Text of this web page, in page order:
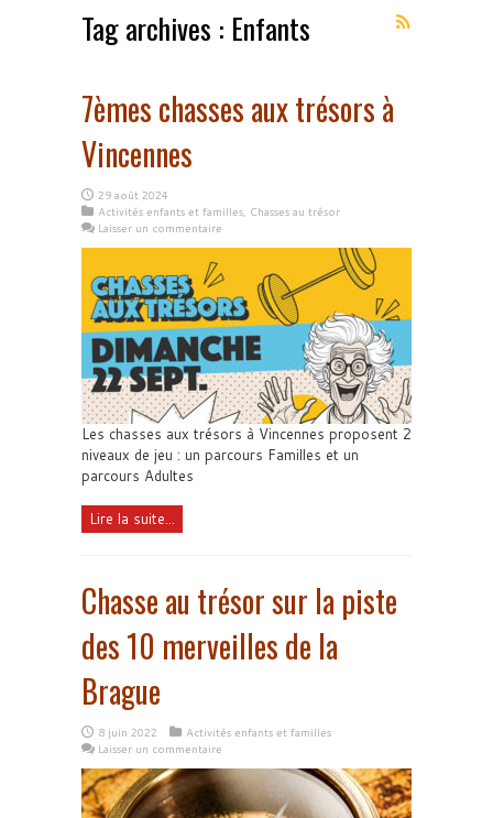
Tag archives : Enfants
7èmes chasses aux trésors à
Vincennes
29 août 2024
Activités enfants et familles, Chasses au trésor
Laisser un commentaire
Les chasses aux trésors à Vincennes proposent 2
niveaux de jeu : un parcours Familles et un
parcours Adultes
Lire la suite...
Chasse au trésor sur la piste
des 10 merveilles de la
Brague
8 juin 2022
Activités enfants et familles
Laisser un commentaire